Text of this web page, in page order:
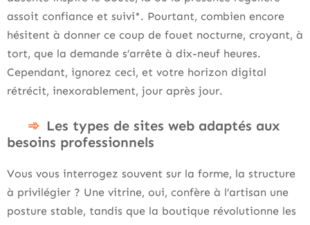
assoit confiance et suivi*. Pourtant, combien encore
hésitent à donner ce coup de fouet nocturne, croyant, à
tort, que la demande s’arrête à dix-neuf heures.
Cependant, ignorez ceci, et votre horizon digital
rétrécit, inexorablement, jour après jour.
Les types de sites web adaptés aux
besoins professionnels
Vous vous interrogez souvent sur la forme, la structure
à privilégier ? Une vitrine, oui, confère à l’artisan une
posture stable, tandis que la boutique révolutionne les